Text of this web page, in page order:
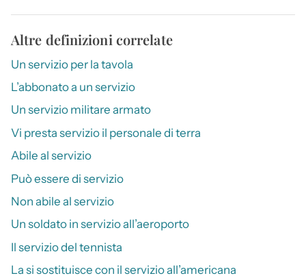
Altre definizioni correlate
Un servizio per la tavola
L’abbonato a un servizio
Un servizio militare armato
Vi presta servizio il personale di terra
Abile al servizio
Può essere di servizio
Non abile al servizio
Un soldato in servizio all’aeroporto
Il servizio del tennista
La si sostituisce con il servizio all’americana